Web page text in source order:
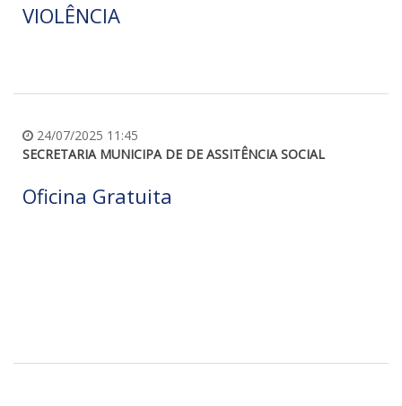
VIOLÊNCIA
24/07/2025 11:45
SECRETARIA MUNICIPA DE DE ASSITÊNCIA SOCIAL
Oficina Gratuita